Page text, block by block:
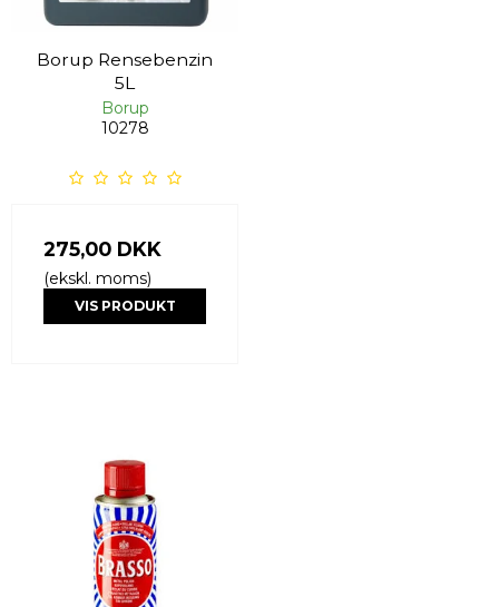
Borup Rensebenzin
5L
Borup
10278
275,00 DKK
(ekskl. moms)
VIS PRODUKT